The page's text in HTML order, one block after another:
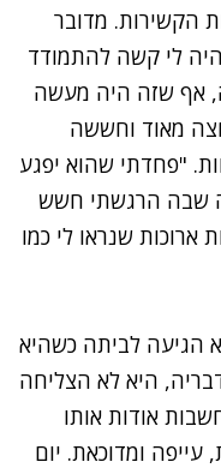
הקשירות. מדובר
היה לי קשה להתמודד
אף שזה היה מעשה
מאוד וחששה
"פחדתי שהוא יפגע
שבה הרגשתי חשש
שנראו לי כמו
הגיעה לביתה כשהיא
היא לא הצליחה
אודות אותו
ומדוכאת. יום